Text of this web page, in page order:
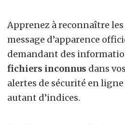
Apprenez à reconnaître
message d’apparence
demandant des
fichiers inconnus dans
alertes de sécurité en
autant d’indices.